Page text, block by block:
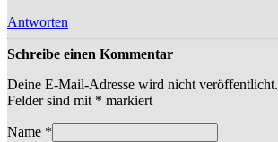
Antworten
Schreibe einen Kommentar
Deine E-Mail-Adresse wird nicht veröffentlicht.
Felder sind mit * markiert
Name *